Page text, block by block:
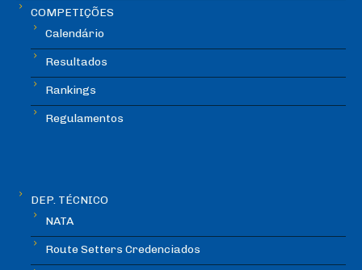
COMPETIÇÕES
Calendário
Resultados
Rankings
Regulamentos
DEP. TÉCNICO
NATA
Route Setters Credenciados